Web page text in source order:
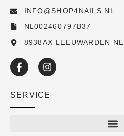
INFO@SHOP4NAILS.NL
NL002460797B37
8938AX LEEUWARDEN
SERVICE